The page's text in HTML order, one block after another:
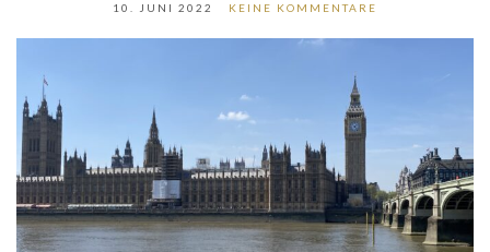
10. JUNI 2022 KEINE KOMMENTARE